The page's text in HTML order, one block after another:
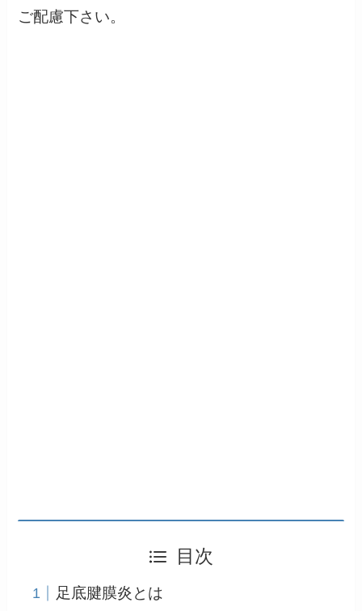
ご配慮下さい。
目次
足底腱膜炎とは